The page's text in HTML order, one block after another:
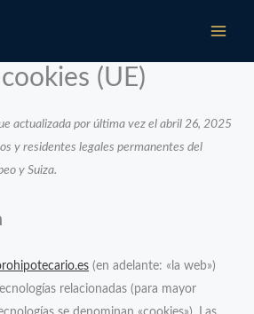
(UE)
actualizada por última vez el abril 26, 2025
y residentes legales permanentes del
y Suiza.
(en adelante: «la web»)
relacionadas (para mayor